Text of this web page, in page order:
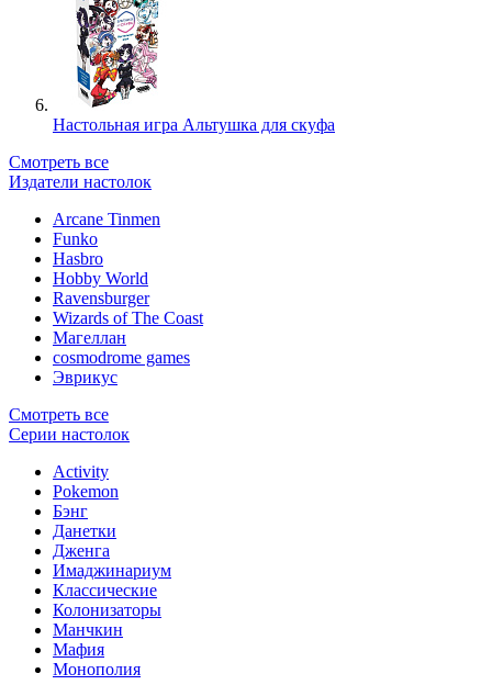
Настольная игра Альтушка для скуфа
Смотреть все
Издатели настолок
Arcane Tinmen
Funko
Hasbro
Hobby World
Ravensburger
Wizards of The Coast
Магеллан
сosmodrome games
Эврикус
Смотреть все
Серии настолок
Activity
Pokemon
Бэнг
Данетки
Дженга
Имаджинариум
Классические
Колонизаторы
Манчкин
Мафия
Монополия